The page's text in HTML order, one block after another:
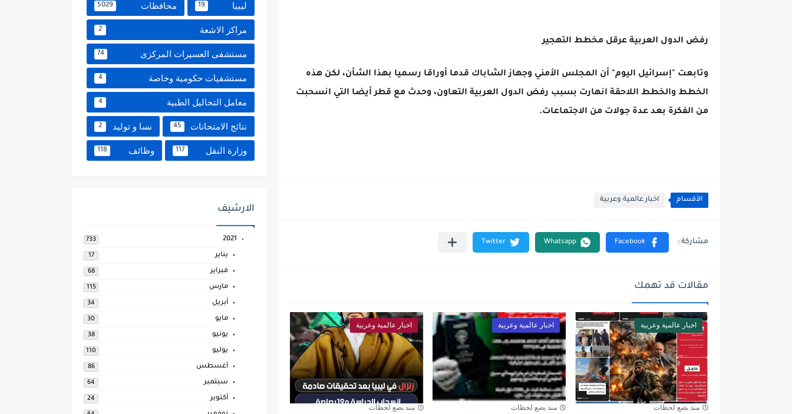
رفض الدول العربية عرقل مخطط التهجير
وتابعت "إسرائيل اليوم" أن المجلس الأمني وجهاز الشاباك قدما أوراقا رسميا بهذا الشأن، لكن هذه
الخطط والخطط اللاحقة انهارت بسبب رفض الدول العربية التعاون، وحدث مع قطر أيضا التي انسحبت
من الفكرة بعد عدة جولات من الاجتماعات.
الأقسام اخبار عالمية وعربية
مقالات قد تهمك
اخبار عالمية وعربية
منذ بضع لحظات
اخبار عالمية وعربية
منذ بضع لحظات
اخبار عالمية وعربية
منذ بضع لحظات
ليبيا 19 محافظات 5029
مراكز الاشعة 2
مستشفى العسيرات المركزى 74
مستشفيات حكومية وخاصة 4
معامل التحاليل الطبية 4
نتائج الامتحانات 45 نسا و توليد 2
وزارة النقل 117 وظائف 118
الارشيف
2021
733
يناير 17
فبراير 68
مارس 115
أبريل 34
مايو 30
يونيو 38
يوليو 110
أغسطس 86
سبتمبر 64
أكتوبر 24